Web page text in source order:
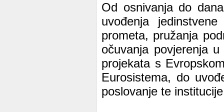
Od osnivanja do
uvođenja
prometa, pružanja
očuvanja povjerenja
projekata s
Eurosistema, do
poslovanje te